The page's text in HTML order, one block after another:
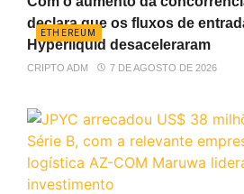
ETHEREUM
declara que os fluxos de
Hyperliquid desaceleraram
CRIPTO ADM 7 DE AGOSTO DE 2026